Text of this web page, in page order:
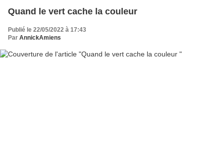
Quand le vert cache la couleur
Publié le 22/05/2022 à 17:43
Par AnnickAmiens